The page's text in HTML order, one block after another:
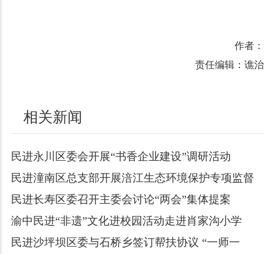
作者：
责任编辑：谯治
相关新闻
民进永川区委会开展“书香企业建设”调研活动
民进潼南区总支部开展涪江生态环境保护专项监督
民进长寿区委召开主委会讨论“两会”集体提案
渝中民进“非遗”文化进校园活动走进肖家沟小学
民进沙坪坝区委与石桥乡签订帮扶协议 “一师一